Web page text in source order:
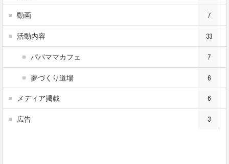
動画 7
活動内容 33
パパママカフェ 7
夢づくり道場 6
メディア掲載 6
広告 3